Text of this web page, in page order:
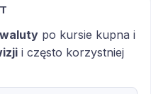
po kursie kupna i
i często korzystniej